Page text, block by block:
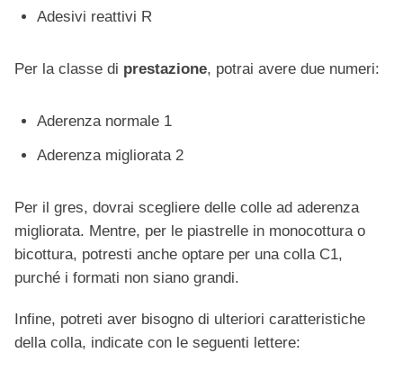
Adesivi reattivi R
Per la classe di prestazione, potrai avere due numeri:
Aderenza normale 1
Aderenza migliorata 2
Per il gres, dovrai scegliere delle colle ad aderenza
migliorata. Mentre, per le piastrelle in monocottura o
bicottura, potresti anche optare per una colla C1,
purché i formati non siano grandi.
Infine, potreti aver bisogno di ulteriori caratteristiche
della colla, indicate con le seguenti lettere: